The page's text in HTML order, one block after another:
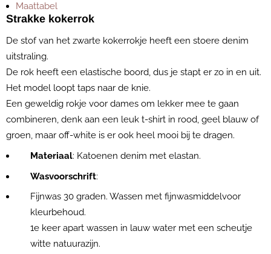
Maattabel
Strakke kokerrok
De stof van het zwarte kokerrokje heeft een stoere denim
uitstraling.
De rok heeft een elastische boord, dus je stapt er zo in en uit.
Het model loopt taps naar de knie.
Een geweldig rokje voor dames om lekker mee te gaan
combineren, denk aan een leuk t-shirt in rood, geel blauw of
groen, maar off-white is er ook heel mooi bij te dragen.
Materiaal: Katoenen denim met elastan.
Wasvoorschrift:
Fijnwas 30 graden. Wassen met fijnwasmiddelvoor
kleurbehoud.
1e keer apart wassen in lauw water met een scheutje
witte natuurazijn.